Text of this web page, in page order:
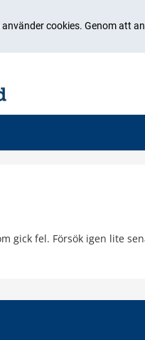
använder cookies. Genom att
gick fel. Försök igen lite